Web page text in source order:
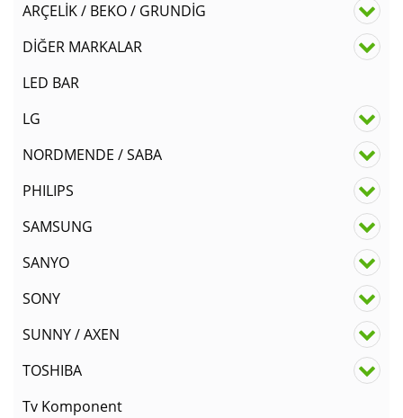
ARÇELİK / BEKO / GRUNDİG
DİĞER MARKALAR
LED BAR
LG
NORDMENDE / SABA
PHILIPS
SAMSUNG
SANYO
SONY
SUNNY / AXEN
TOSHIBA
Tv Komponent